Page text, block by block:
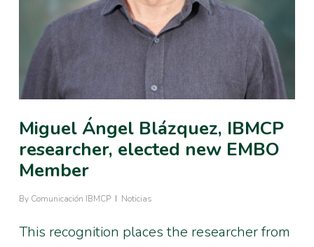
Miguel Ángel Blázquez, IBMCP
researcher, elected new EMBO
Member
By Comunicación IBMCP Noticias
This recognition places the researcher from